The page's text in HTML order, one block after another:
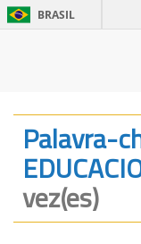
BRASIL
Palavra-
vez(es)